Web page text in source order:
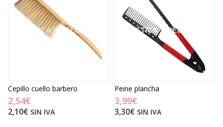
Cepillo cuello barbero
2,54€
2,10€ SIN IVA
Peine plancha
3,99€
3,30€ SIN IVA